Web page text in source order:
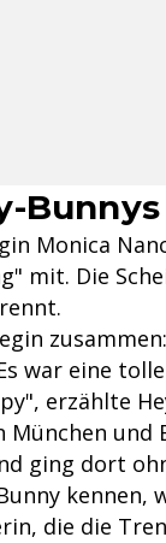
Bunnys
Monica
mit. Die
war eine
erzählte
München und
ging dort
kennen,
die die